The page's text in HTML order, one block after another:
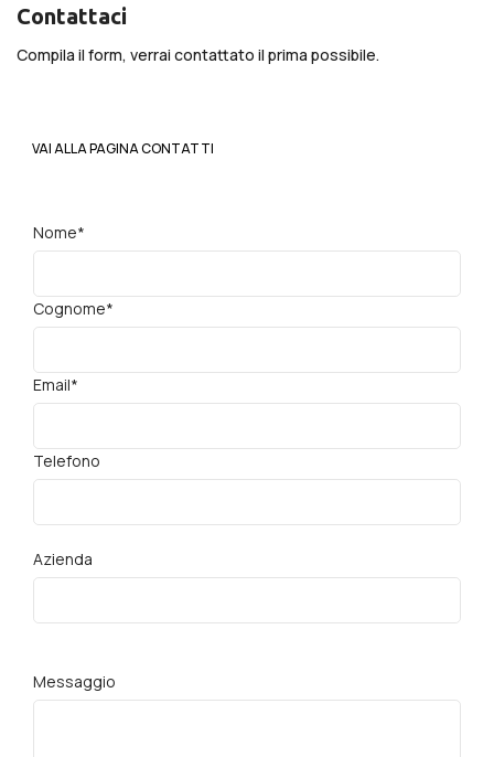
Contattaci
Compila il form, verrai contattato il prima possibile.
VAI ALLA PAGINA CONTATTI
Nome*
Cognome*
Email*
Telefono
Azienda
Messaggio